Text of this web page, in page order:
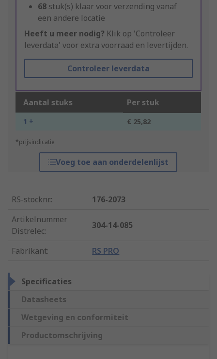
68 stuk(s) klaar voor verzending vanaf
een andere locatie
Heeft u meer nodig? Klik op 'Controleer
leverdata' voor extra voorraad en levertijden.
Controleer leverdata
Aantal stuks Per stuk
1 + € 25,82
*prijsindicatie
Voeg toe aan onderdelenlijst
RS-stocknr.:
176-2073
Artikelnummer
Distrelec:
304-14-085
Fabrikant: RS PRO
Specificaties
Datasheets
Wetgeving en conformiteit
Productomschrijving